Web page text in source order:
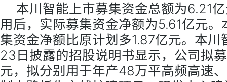
本川智能上市募集资金总额为6.21
用后，实际募集资金净额为5.61亿元
集资金净额比原计划多1.87亿元。本
23日披露的招股说明书显示，公司拟
元，拟分别用于年产48万平高频高速